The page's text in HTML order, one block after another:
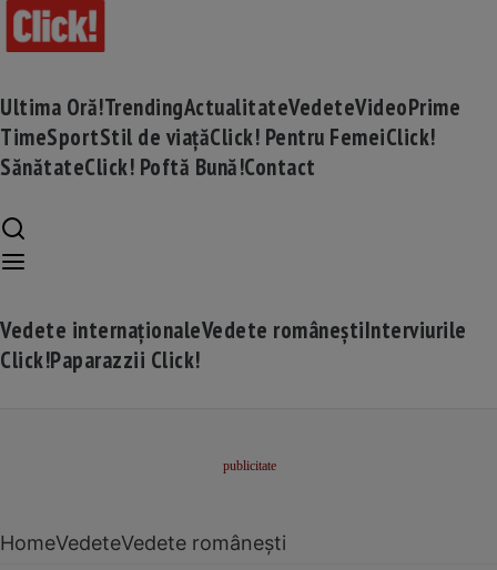
Ultima Oră!TrendingActualitateVedeteVideoPrime
TimeSportStil de viațăClick! Pentru FemeiClick!
SănătateClick! Poftă Bună!Contact
Vedete internaționaleVedete româneștiInterviurile
Click!Paparazzii Click!
HomeVedeteVedete românești